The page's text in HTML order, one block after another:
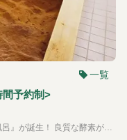
一覧
予約制>
新たなデトックス効果抜群の温浴施設『酵素風呂』が誕生！ 良質な酵素が含まれた米ぬかと竹パウダーの浴槽に入り、足先まですっぽり包まれます。 発酵熱と抗酸化陶板により、さまざまな効果が期待できます。 ※酵素風呂は完全予約制になっております。 ※酵素風呂の禁忌については下記をご覧ください 問合せ：0967-67-3355